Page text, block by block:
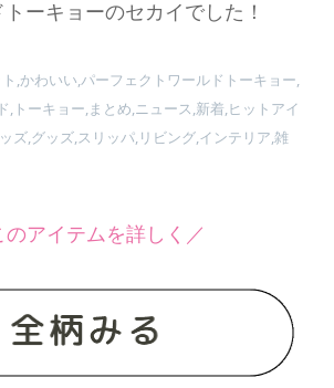
ーキョーのセカイでした！
,かわいい,パーフェクトワールドトーキョー,
,トーキョー,まとめ,ニュース,新着,ヒットアイ
ズ,グッズ,スリッパ,リビング,インテリア,雑
のアイテムを詳しく／